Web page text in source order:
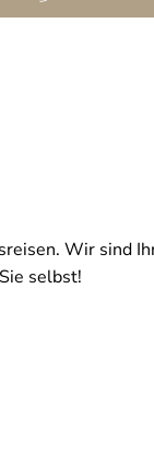
Wir
selbst!